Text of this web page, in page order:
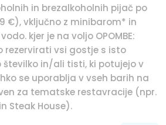
in brezalkoholnih pijač po
€), vključno z minibarom* in
kjer je na voljo OPOMBE:
rezervirati vsi gostje s isto
številko in/ali tisti, ki potujejo v
se uporablja v vseh barih na
za tematske restavracije (npr.
Steak House).